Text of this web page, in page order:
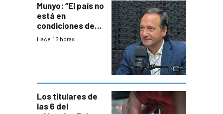
Munyo: “El país no
está en
condiciones de
enfrentar una
Hace 13 horas
Los titulares de
las 6 del